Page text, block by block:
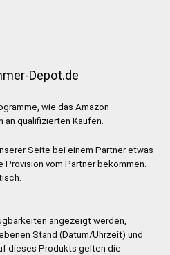
Depot.de
wie das Amazon
an qualifizierten Käufen.
Seite bei einem Partner etwas
Provision vom Partner bekommen.
angezeigt werden,
Stand (Datum/Uhrzeit) und
dieses Produkts gelten die